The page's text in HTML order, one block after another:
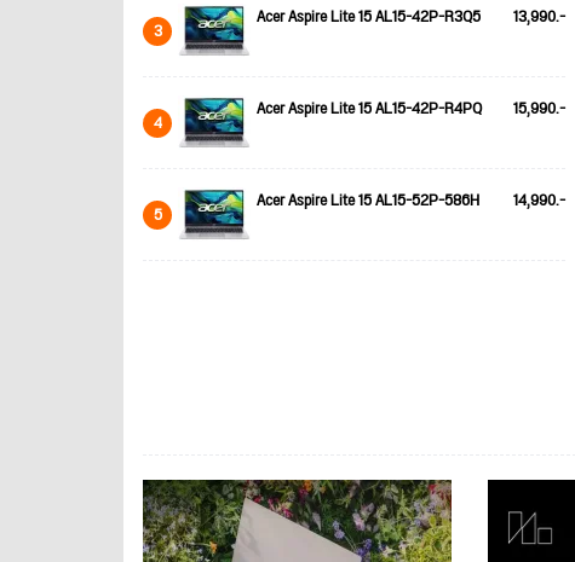
3 Acer Aspire Lite 15 AL15-42P-R3Q5 13,990.-
4 Acer Aspire Lite 15 AL15-42P-R4PQ 15,990.-
5 Acer Aspire Lite 15 AL15-52P-586H 14,990.-